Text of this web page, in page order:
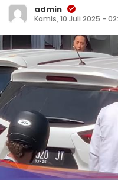
admin
Kamis, 10 Juli 2025 -